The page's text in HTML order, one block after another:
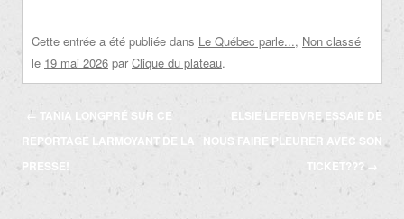
Cette entrée a été publiée dans Le Québec parle..., Non classé
le 19 mai 2026 par Clique du plateau.
Navigation
des
articles
← TANIA LONGPRÉ SUR CE
REPORTAGE LARMOYANT DE LA
PRESSE!
ELSIE LEFEBVRE ESSAIE DE
NOUS FAIRE PLEURER AVEC SON
TICKET???